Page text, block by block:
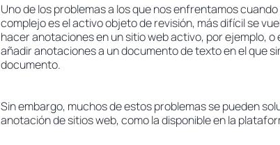
Uno de los problemas a los que nos enfrentamos
complejo es el activo objeto de revisión, más difícil se
hacer anotaciones en un sitio web activo, por ejemplo, o
añadir anotaciones a un documento de texto en el que
documento.
Sin embargo, muchos de estos problemas se pueden
anotación de sitios web, como la disponible en la